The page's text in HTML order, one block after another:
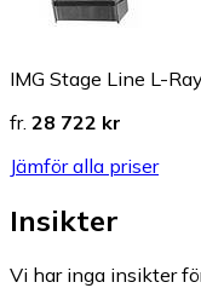
IMG Stage Line L-
fr. 28 722 kr
Jämför alla priser
Insikter
Vi har inga insikter